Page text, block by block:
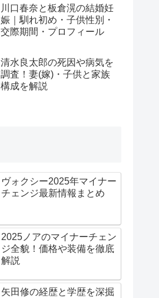
川口春奈と板倉滉の結婚妊
娠｜馴れ初め・子供性別・
交際期間・プロフィール
清水良太郎の死因や病気を
調査！妻(嫁)・子供と家族
構成を解説
ヴォクシー2025年マイナー
チェンジ最新情報まとめ
2025ノアのマイナーチェン
ジ全貌！価格や装備を徹底
解説
矢田修の経歴と学歴を深掘